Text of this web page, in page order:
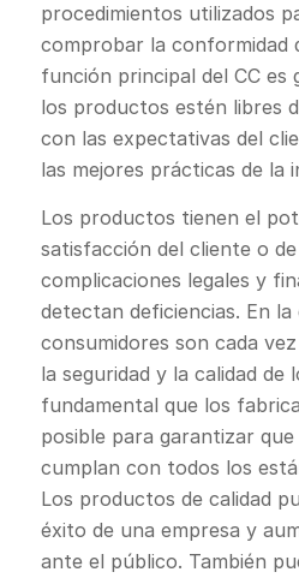
procedimientos utilizados
comprobar la conformidad
función principal del CC es
los productos estén libres
con las expectativas del
las mejores prácticas de la
Los productos tienen el
satisfacción del cliente o
complicaciones legales y
detectan deficiencias. En
consumidores son cada
la seguridad y la calidad de
fundamental que los
posible para garantizar
cumplan con todos los
Los productos de calidad
éxito de una empresa y
ante el público. También